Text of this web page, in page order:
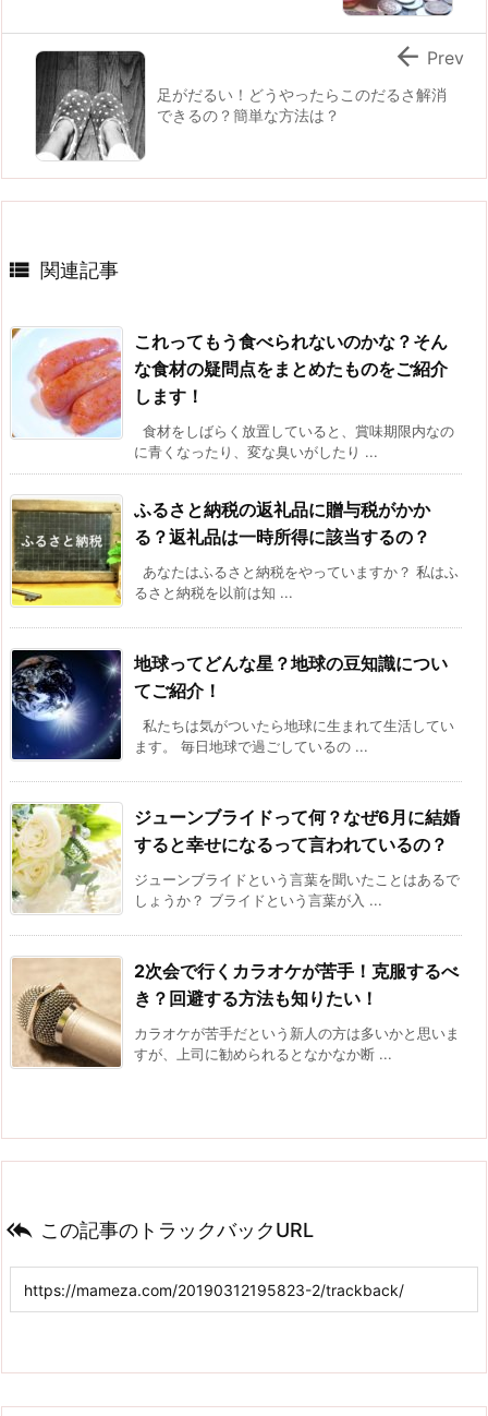
足がだるい！どうやったらこのだるさ解消
できるの？簡単な方法は？
 Prev
 関連記事
これってもう食べられないのかな？そん
な食材の疑問点をまとめたものをご紹介
します！
食材をしばらく放置していると、賞味期限内なの
に青くなったり、変な臭いがしたり ...
ふるさと納税の返礼品に贈与税がかか
る？返礼品は一時所得に該当するの？
あなたはふるさと納税をやっていますか？ 私はふ
るさと納税を以前は知 ...
地球ってどんな星？地球の豆知識につい
てご紹介！
私たちは気がついたら地球に生まれて生活してい
ます。 毎日地球で過ごしているの ...
ジューンブライドって何？なぜ6月に結婚
すると幸せになるって言われているの？
ジューンブライドという言葉を聞いたことはあるで
しょうか？ ブライドという言葉が入 ...
2次会で行くカラオケが苦手！克服するべ
き？回避する方法も知りたい！
カラオケが苦手だという新人の方は多いかと思いま
すが、上司に勧められるとなかなか断 ...
 この記事のトラックバックURL